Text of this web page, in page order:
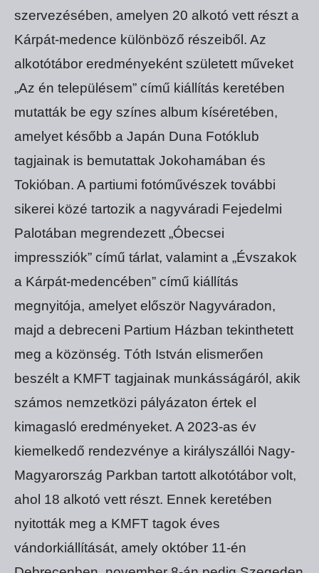
szervezésében, amelyen 20 alkotó vett részt a
Kárpát-medence különböző részeiből. Az
alkotótábor eredményeként született műveket
„Az én településem” című kiállítás keretében
mutatták be egy színes album kíséretében,
amelyet később a Japán Duna Fotóklub
tagjainak is bemutattak Jokohamában és
Tokióban. A partiumi fotóművészek további
sikerei közé tartozik a nagyváradi Fejedelmi
Palotában megrendezett „Óbecsei
impressziók” című tárlat, valamint a „Évszakok
a Kárpát-medencében” című kiállítás
megnyitója, amelyet először Nagyváradon,
majd a debreceni Partium Házban tekinthetett
meg a közönség. Tóth István elismerően
beszélt a KMFT tagjainak munkásságáról, akik
számos nemzetközi pályázaton értek el
kimagasló eredményeket. A 2023-as év
kiemelkedő rendezvénye a királyszállói Nagy-
Magyarország Parkban tartott alkotótábor volt,
ahol 18 alkotó vett részt. Ennek keretében
nyitották meg a KMFT tagok éves
vándorkiállítását, amely október 11-én